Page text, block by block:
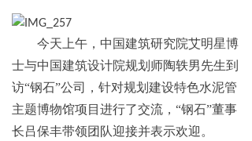
今天上午，中国建筑研究院艾明星博
士与中国建筑设计院规划师陶轶男先生到
访“钢石”公司， 针对规划建设特色水泥管
主题博物馆项目进行了交流， “钢石”董事
长吕保丰带领团队迎接并表示欢迎。